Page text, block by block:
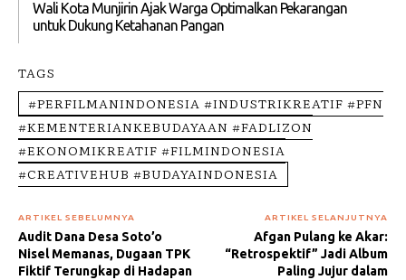
Wali Kota Munjirin Ajak Warga Optimalkan Pekarangan
untuk Dukung Ketahanan Pangan
TAGS
#PERFILMANINDONESIA #INDUSTRIKREATIF #PFN
#KEMENTERIANKEBUDAYAAN #FADLIZON
#EKONOMIKREATIF #FILMINDONESIA
#CREATIVEHUB #BUDAYAINDONESIA
ARTIKEL SEBELUMNYA
Audit Dana Desa Soto’o
Nisel Memanas, Dugaan TPK
Fiktif Terungkap di Hadapan
ARTIKEL SELANJUTNYA
Afgan Pulang ke Akar:
“Retrospektif” Jadi Album
Paling Jujur dalam